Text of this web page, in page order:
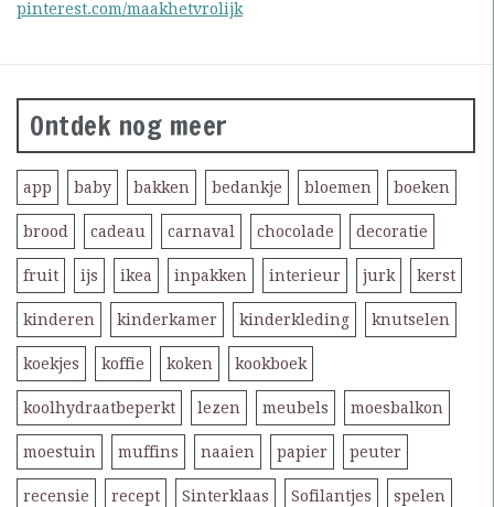
pinterest.com/maakhetvrolijk
Ontdek nog meer
app baby bakken bedankje bloemen boeken
brood cadeau carnaval chocolade decoratie
fruit ijs ikea inpakken interieur jurk kerst
kinderen kinderkamer kinderkleding knutselen
koekjes koffie koken kookboek
koolhydraatbeperkt lezen meubels moesbalkon
moestuin muffins naaien papier peuter
recensie recept Sinterklaas Sofilantjes spelen